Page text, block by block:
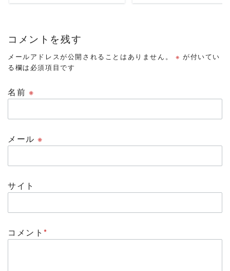
コメントを残す
メールアドレスが公開されることはありません。 ※ が付いてい
る欄は必須項目です
名前 ※
メール※
サイト
コメント*